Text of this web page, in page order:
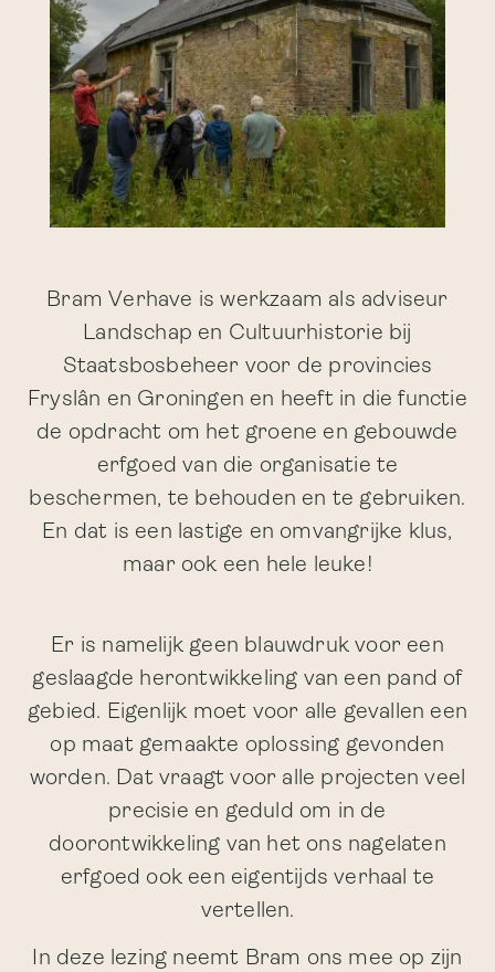
Bram Verhave is werkzaam als adviseur
Landschap en Cultuurhistorie bij
Staatsbosbeheer voor de provincies
Fryslân en Groningen en heeft in die functie
de opdracht om het groene en gebouwde
erfgoed van die organisatie te
beschermen, te behouden en te gebruiken.
En dat is een lastige en omvangrijke klus,
maar ook een hele leuke!
Er is namelijk geen blauwdruk voor een
geslaagde herontwikkeling van een pand of
gebied. Eigenlijk moet voor alle gevallen een
op maat gemaakte oplossing gevonden
worden. Dat vraagt voor alle projecten veel
precisie en geduld om in de
doorontwikkeling van het ons nagelaten
erfgoed ook een eigentijds verhaal te
vertellen.
In deze lezing neemt Bram ons mee op zijn